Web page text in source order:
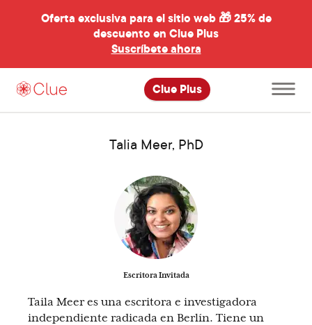
Oferta exclusiva para el sitio web 🎁25% de
descuento en Clue Plus
Suscríbete ahora
Clue Plus
Abre
el
menú
Talia Meer, PhD
Escritora Invitada
Taila Meer es una escritora e investigadora
independiente radicada en Berlín. Tiene un